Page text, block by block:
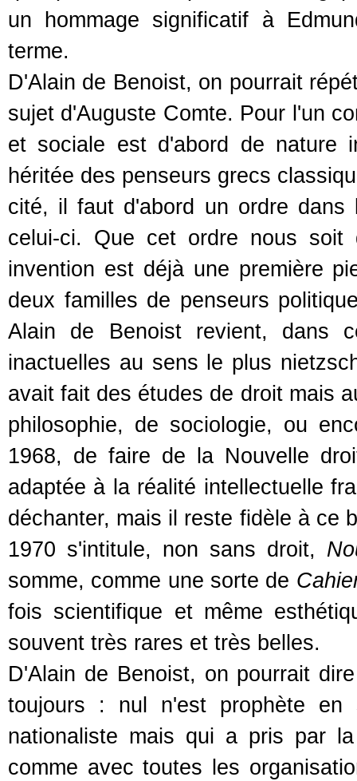
un hommage significatif à
terme.
D'Alain de Benoist, on pourrait
sujet d'Auguste Comte. Pour l'un
et sociale est d'abord de nature
héritée des penseurs grecs
cité, il faut d'abord un ordre
celui-ci. Que cet ordre nous
invention est déjà une première
deux familles de penseurs
Alain de Benoist revient, dans
inactuelles au sens le plus
avait fait des études de droit mais
philosophie, de sociologie, ou
1968, de faire de la Nouvelle
adaptée à la réalité intellectuelle
déchanter, mais il reste fidèle à ce
1970 s'intitule, non sans droit,
somme, comme une sorte de
fois scientifique et même
souvent très rares et très belles.
D'Alain de Benoist, on pourrait
toujours : nul n'est prophète
nationaliste mais qui a pris par
comme avec toutes les